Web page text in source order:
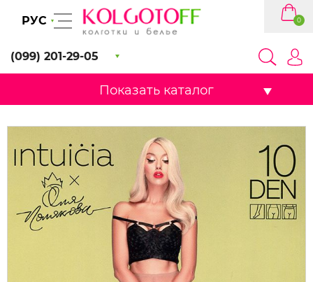
РУС
(099) 201-29-05
0
Показать каталог